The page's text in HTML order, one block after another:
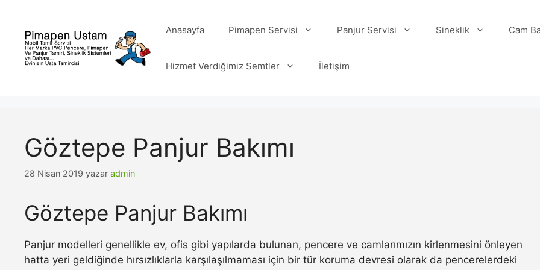
Anasayfa Pimapen Servisi Panjur Servisi Sineklik Cam
Hizmet Verdiğimiz Semtler İletişim
Göztepe Panjur Bakımı
28 Nisan 2019 yazar admin
Göztepe Panjur Bakımı
Panjur modelleri genellikle ev, ofis gibi yapılarda bulunan, pencere ve camlarımızın kirlenmesini önleyen
hatta yeri geldiğinde hırsızlıklarla karşılaşılmaması için bir tür koruma devresi olarak da pencerelerdeki